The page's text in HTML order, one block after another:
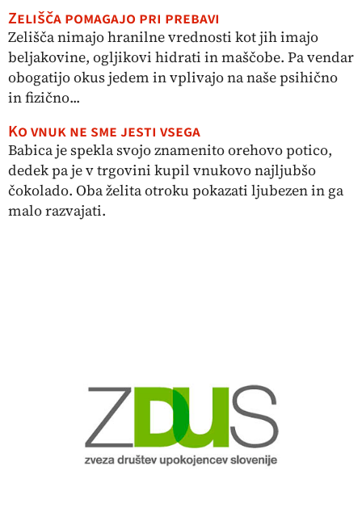
Zelišča pomagajo pri prebavi
Zelišča nimajo hranilne vrednosti kot jih imajo
beljakovine, ogljikovi hidrati in maščobe. Pa vendar
obogatijo okus jedem in vplivajo na naše psihično
in fizično...
Ko vnuk ne sme jesti vsega
Babica je spekla svojo znamenito orehovo potico,
dedek pa je v trgovini kupil vnukovo najljubšo
čokolado. Oba želita otroku pokazati ljubezen in ga
malo razvajati.